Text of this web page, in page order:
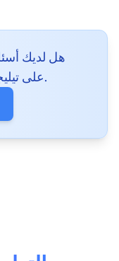
هل لديك
على تيليجرام للحصول على رد سريع.